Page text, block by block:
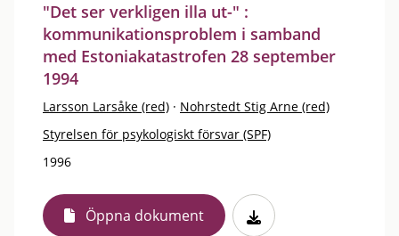
"Det ser verkligen illa ut-" :
kommunikationsproblem i samband
med Estoniakatastrofen 28 september
1994
Larsson Larsåke (red) · Nohrstedt Stig Arne (red)
Styrelsen för psykologiskt försvar (SPF)
1996
Öppna dokument